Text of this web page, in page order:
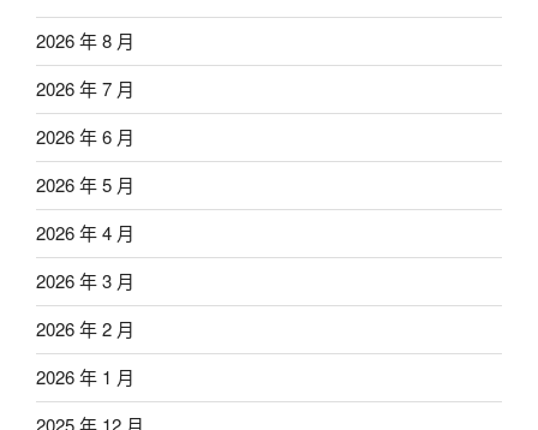
2026 年 8 月
2026 年 7 月
2026 年 6 月
2026 年 5 月
2026 年 4 月
2026 年 3 月
2026 年 2 月
2026 年 1 月
2025 年 12 月